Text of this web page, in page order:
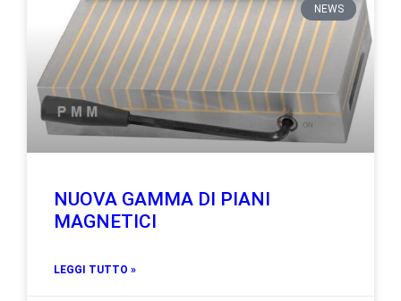
NEWS
NUOVA GAMMA DI PIANI
MAGNETICI
LEGGI TUTTO »